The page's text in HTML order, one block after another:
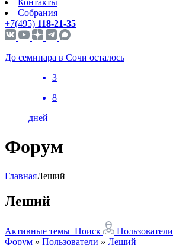
Контакты
Собрания
+7(495) 118-21-35
До семинара в Сочи осталось
3
8
дней
Форум
ГлавнаяЛеший
Леший
Активные темы Поиск Пользователи
Форум » Пользователи » Леший